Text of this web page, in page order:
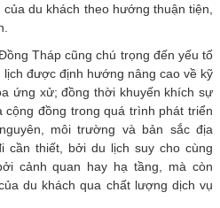
du khách theo hướng thuận tiện,
Tháp cũng chú trọng đến yếu tố
được định hướng nâng cao về kỹ
ứng xử; đồng thời khuyến khích sự
cộng đồng trong quá trình phát triển
môi trường và bản sắc địa
cần thiết, bởi du lịch suy cho cùng
cảnh quan hay hạ tầng, mà còn
du khách qua chất lượng dịch vụ